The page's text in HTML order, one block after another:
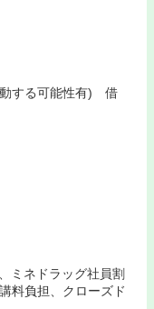
する可能性有) 借
ミネドラッグ社員割
料負担、クローズド